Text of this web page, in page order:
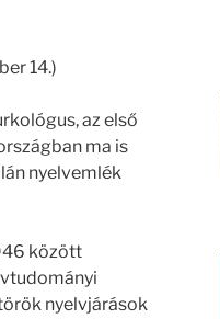
14.)
az első
ma is
nyelvemlék
között
nyelvjárások